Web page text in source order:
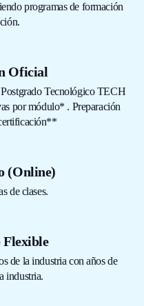
programas de formación
Oficial
Tecnológico TECH
por módulo* . Preparación
(Online)
de clases.
Flexible
de la industria con años de
industria.